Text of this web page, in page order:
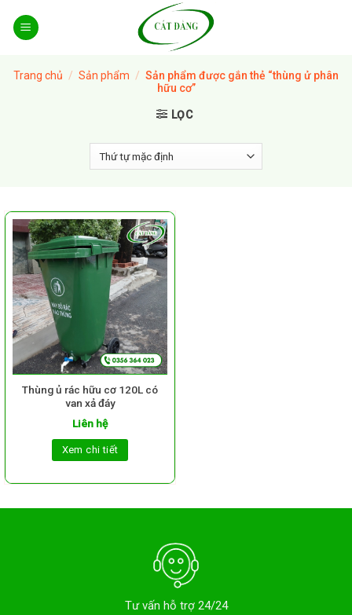
Trang chủ / Sản phẩm / Sản phẩm được gắn thẻ “thùng ử phân
hữu cơ”
LỌC
Thùng ủ rác hữu cơ 120L có
van xả đáy
Liên hệ
Xem chi tiết
Tư vấn hỗ trợ 24/24